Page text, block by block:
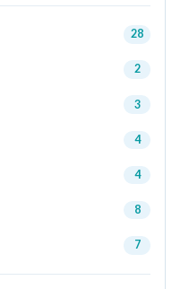
28
2
3
4
4
8
7